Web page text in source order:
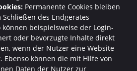
Permanente Cookies bleiben
des Endgerätes
können beispielsweise der Login-
oder bevorzugte Inhalte direkt
wenn der Nutzer eine Website
Ebenso können die mit Hilfe von
Daten der Nutzer zur